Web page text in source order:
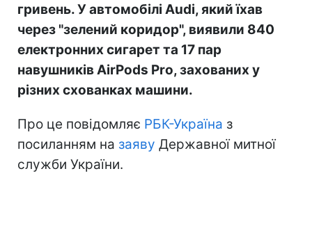
гривень. У автомобілі Audi, який їхав
через "зелений коридор", виявили 840
електронних сигарет та 17 пар
навушників AirPods Pro, захованих у
різних схованках машини.
Про це повідомляє РБК-Україна з
посиланням на заяву Державної митної
служби України.